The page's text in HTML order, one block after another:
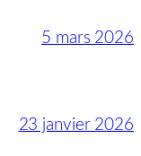
5 mars 2026
23 janvier 2026